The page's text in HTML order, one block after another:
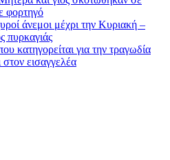
φορτηγό
άνεμοι μέχρι την Κυριακή –
πυρκαγιάς
κατηγορείται για την τραγωδία
εισαγγελέα